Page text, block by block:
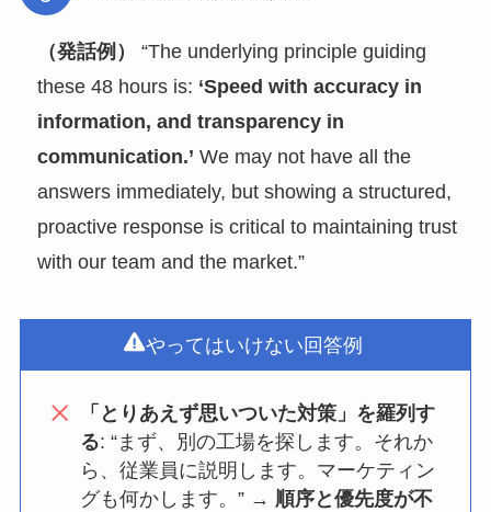
（発話例）
“The underlying principle guiding
these 48 hours is: ‘Speed with accuracy in
information, and transparency in
communication.’ We may not have all the
answers immediately, but showing a structured,
proactive response is critical to maintaining trust
with our team and the market.”
やってはいけない回答例
「とりあえず思いついた対策」を羅列す
る: “まず、別の工場を探します。それか
ら、従業員に説明します。マーケティン
グも何かします。” → 順序と優先度が不